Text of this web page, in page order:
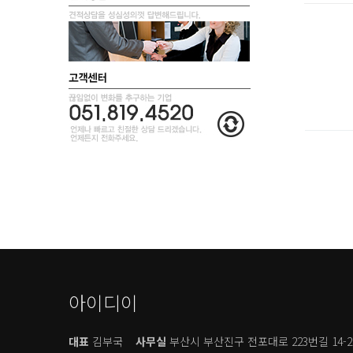
아이디이
대표 김부국 사무실 부산시 부산진구 전포대로 223번길 14-